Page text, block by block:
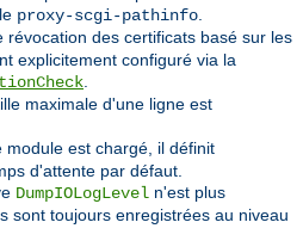
proxy-scgi-pathinfo
révocation des certificats basé sur les
explicitement configuré via la
maximale d'une ligne est
module est chargé, il définit
d'attente par défaut.
DumpIOLogLevel n'est plus
sont toujours enregistrées au niveau